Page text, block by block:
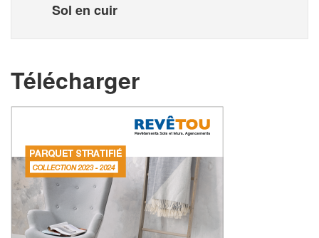
Sol en cuir
Télécharger